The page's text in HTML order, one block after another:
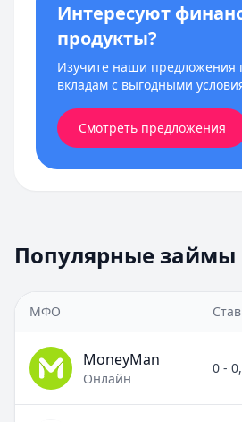
Интересуют
продукты?
Изучите наши предложения
вкладам с выгодными
Смотреть предложения
Популярные займы
МФО
MoneyMan
Онлайн
0 -